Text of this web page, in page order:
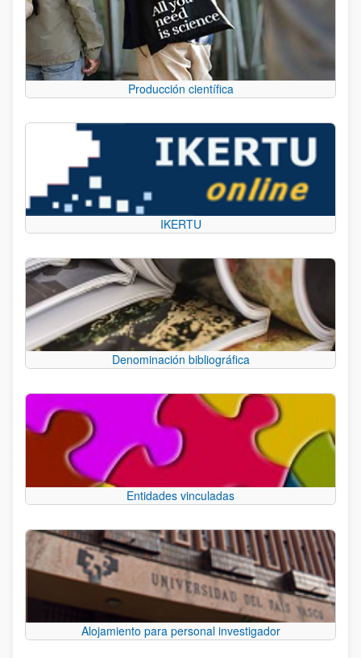
Producción científica
IKERTU
Denominación bibliográfica
Entidades vinculadas
Alojamiento para personal investigador